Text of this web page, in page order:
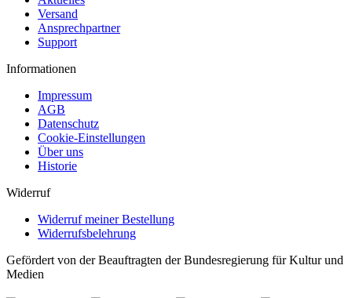
Versand
Ansprechpartner
Support
Informationen
Impressum
AGB
Datenschutz
Cookie-Einstellungen
Über uns
Historie
Widerruf
Widerruf meiner Bestellung
Widerrufsbelehrung
Gefördert von der Beauftragten der Bundesregierung für Kultur und
Medien